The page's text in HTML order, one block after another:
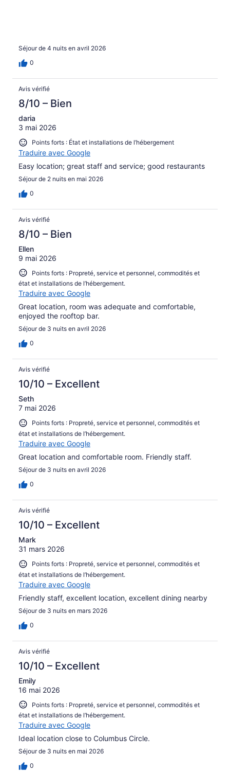
Séjour de 4 nuits en avril 2026
0
Avis vérifié
8/10 – Bien
daria
3 mai 2026
Points forts : État et installations de l’hébergement
Traduire avec Google
Easy location; great staff and service; good restaurants
Séjour de 2 nuits en mai 2026
0
Avis vérifié
8/10 – Bien
Ellen
9 mai 2026
Points forts : Propreté, service et personnel, commodités et
état et installations de l’hébergement.
Traduire avec Google
Great location, room was adequate and comfortable,
enjoyed the rooftop bar.
Séjour de 3 nuits en avril 2026
0
Avis vérifié
10/10 – Excellent
Seth
7 mai 2026
Points forts : Propreté, service et personnel, commodités et
état et installations de l’hébergement.
Traduire avec Google
Great location and comfortable room. Friendly staff.
Séjour de 3 nuits en avril 2026
0
Avis vérifié
10/10 – Excellent
Mark
31 mars 2026
Points forts : Propreté, service et personnel, commodités et
état et installations de l’hébergement.
Traduire avec Google
Friendly staff, excellent location, excellent dining nearby
Séjour de 3 nuits en mars 2026
0
Avis vérifié
10/10 – Excellent
Emily
16 mai 2026
Points forts : Propreté, service et personnel, commodités et
état et installations de l’hébergement.
Traduire avec Google
Ideal location close to Columbus Circle.
Séjour de 3 nuits en mai 2026
0